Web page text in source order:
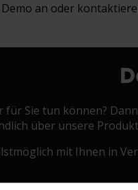
an oder
für Sie tun können?
über unsere
mit Ihnen in